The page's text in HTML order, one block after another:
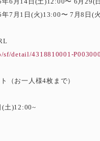
7月1日(火)13:00〜 7月8日(
detail/4318810001-
（お一人様4枚まで）
(土)12:00~